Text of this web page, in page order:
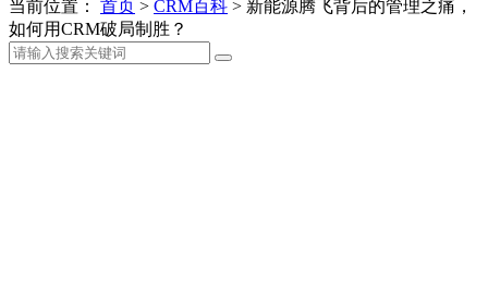
当前位置： 首页 > CRM百科 > 新能源腾飞背后的管理之痛，
如何用CRM破局制胜？